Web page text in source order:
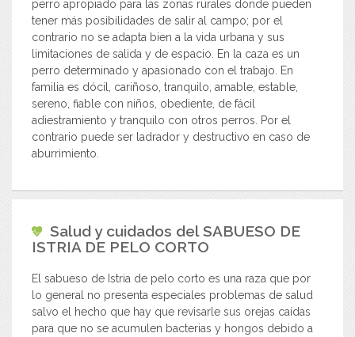
perro apropiado para las zonas rurales donde pueden
tener más posibilidades de salir al campo; por el
contrario no se adapta bien a la vida urbana y sus
limitaciones de salida y de espacio. En la caza es un
perro determinado y apasionado con el trabajo. En
familia es dócil, cariñoso, tranquilo, amable, estable,
sereno, fiable con niños, obediente, de fácil
adiestramiento y tranquilo con otros perros. Por el
contrario puede ser ladrador y destructivo en caso de
aburrimiento.
Salud y cuidados delSABUESO DE
ISTRIA DE PELO CORTO
El sabueso de Istria de pelo corto es una raza que por
lo general no presenta especiales problemas de salud
salvo el hecho que hay que revisarle sus orejas caídas
para que no se acumulen bacterias y hongos debido a